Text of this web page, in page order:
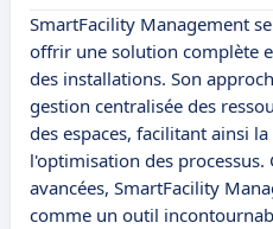
SmartFacility Management
offrir une solution complète
des installations. Son
gestion centralisée des
des espaces, facilitant ainsi
l'optimisation des processus.
avancées, SmartFacility
comme un outil